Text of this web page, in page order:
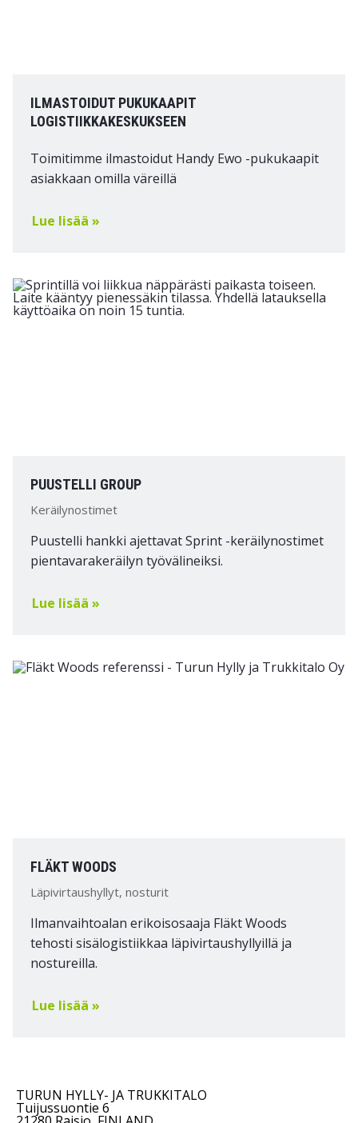
ILMASTOIDUT PUKUKAAPIT
LOGISTIIKKAKESKUKSEEN
Toimitimme ilmastoidut Handy Ewo -pukukaapit
asiakkaan omilla väreillä
Lue lisää »
PUUSTELLI GROUP
Keräilynostimet
Puustelli hankki ajettavat Sprint -keräilynostimet
pientavarakeräilyn työvälineiksi.
Lue lisää »
FLÄKT WOODS
Läpivirtaushyllyt, nosturit
Ilmanvaihtoalan erikoisosaaja Fläkt Woods
tehosti sisälogistiikkaa läpivirtaushyllyillä ja
nostureilla.
Lue lisää »
TURUN HYLLY- JA TRUKKITALO
Tuijussuontie 6